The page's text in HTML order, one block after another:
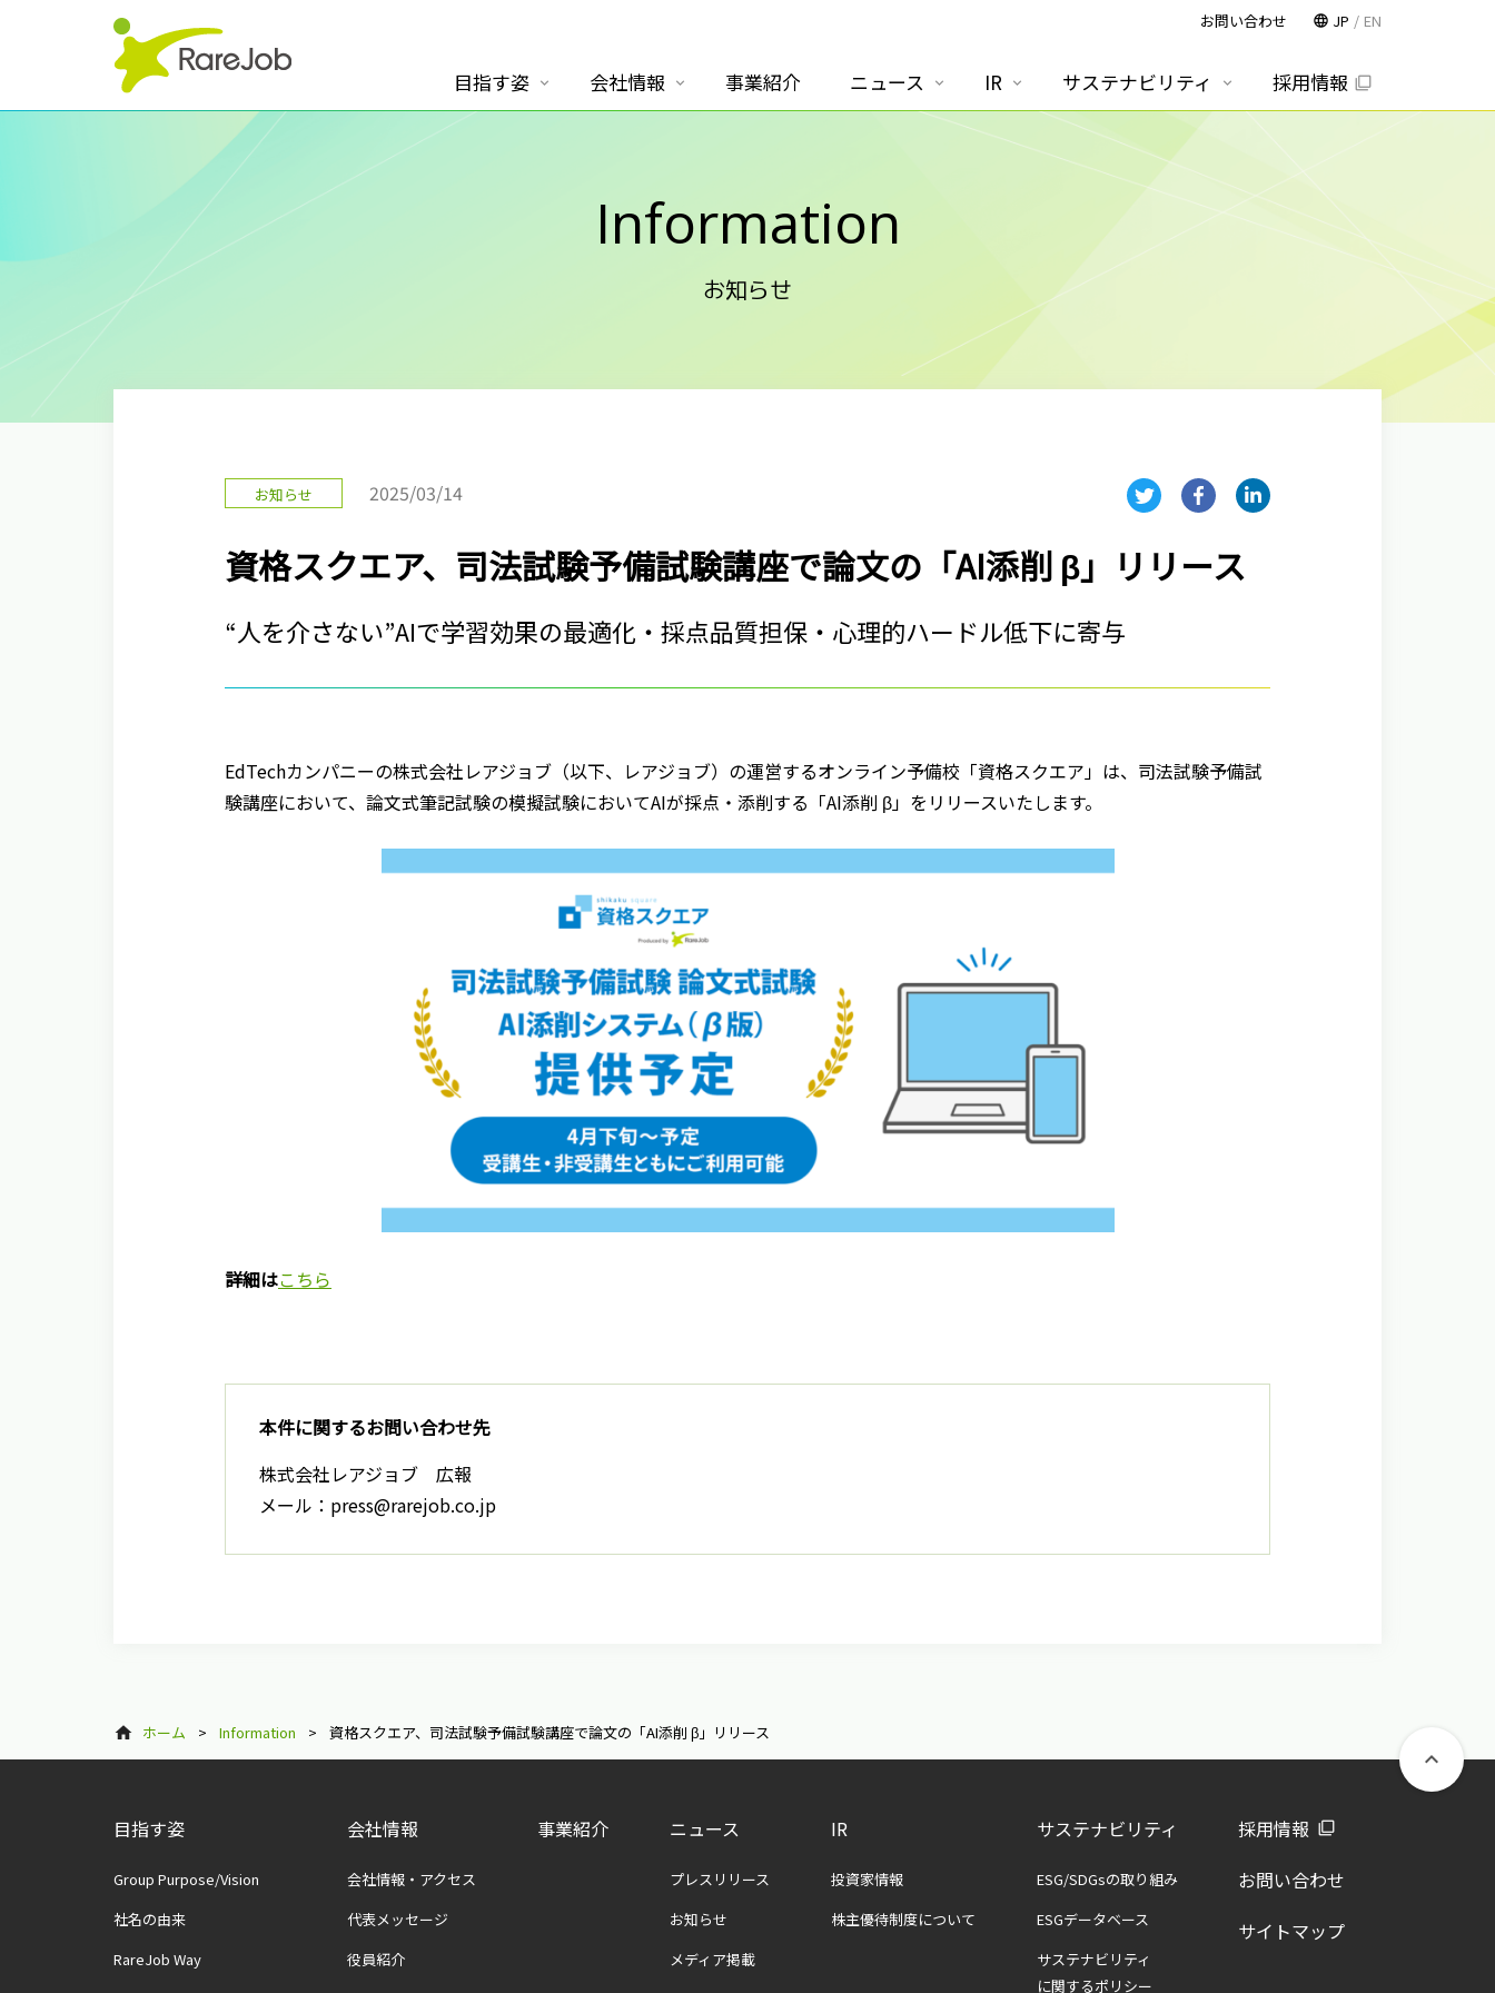
Information
お知らせ
お知らせ 2025/03/14
資格スクエア、司法試験予備試験講座で論文の「AI添削 β」リリース
“人を介さない”AIで学習効果の最適化・採点品質担保・心理的ハードル低下に寄与
EdTechカンパニーの株式会社レアジョブ（以下、レアジョブ）の運営するオンライン予備校「資格スクエア」は、司法試験予備試
験講座において、論文式筆記試験の模擬試験においてAIが採点・添削する「AI添削 β」をリリースいたします。
詳細はこちら
本件に関するお問い合わせ先
株式会社レアジョブ 広報
メール：press@rarejob.co.jp
ホーム > Information > 資格スクエア、司法試験予備試験講座で論文の「AI添削 β」リリース
目指す姿
Group Purpose/Vision
社名の由来
RareJob Way
会社情報
会社情報・アクセス
代表メッセージ
役員紹介
事業紹介 ニュース
プレスリリース
お知らせ
メディア掲載
IR
投資家情報
株主優待制度について
サステナビリティ
ESG/SDGsの取り組み
ESGデータベース
サステナビリティ
に関するポリシー
採用情報
お問い合わせ
サイトマップ
keyboard_arrow_up
目指す姿 会社情報 事業紹介 ニュース IR サステナビリティ 採用情報
お問い合わせ JP EN